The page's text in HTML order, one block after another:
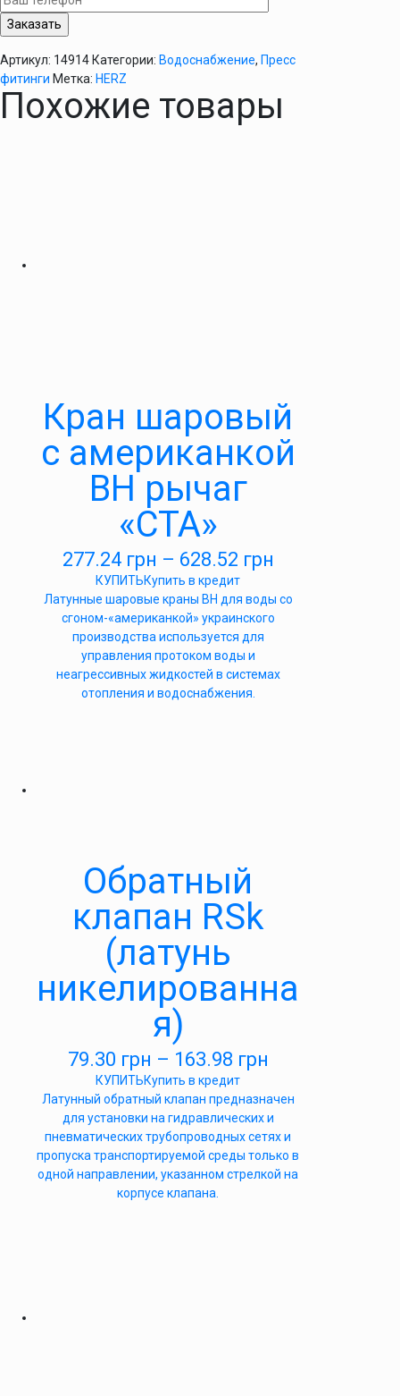
50х4
HERZ
Артикул: 14914 Категории: Водоснабжение, Пресс
фитинги Метка: HERZ
Похожие товары
Кран шаровый
с американкой
ВН рычаг
«СТА»
277.24 грн – 628.52 грн
КУПИТЬКупить в кредит
Латунные шаровые краны ВН для воды со
сгоном-«американкой» украинского
производства используется для
управления протоком воды и
неагрессивных жидкостей в системах
отопления и водоснабжения.
Обратный
клапан RSk
(латунь
никелированна
я)
79.30 грн – 163.98 грн
КУПИТЬКупить в кредит
Латунный обратный клапан предназначен
для установки на гидравлических и
пневматических трубопроводных сетях и
пропуска транспортируемой среды только в
одной направлении, указанном стрелкой на
корпусе клапана.